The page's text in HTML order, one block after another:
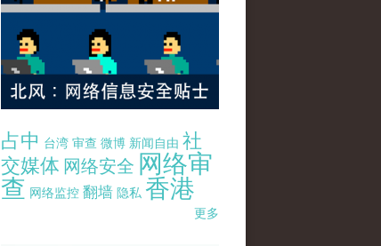
占中 台湾 审查 微博 新闻自由 社
交媒体 网络安全 网络审
查 网络监控 翻墙 隐私 香港
更多